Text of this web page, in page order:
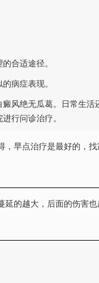
合适途径。
病症表现。
绝无瓜葛。日常生活
行问诊治疗。
，早点治疗是最好的，
延的越大，后面的伤害